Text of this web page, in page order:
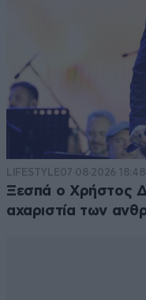
LIFESTYLE07·08·2026 18:48
Ξεσπά ο Χρήστος
αχαριστία των